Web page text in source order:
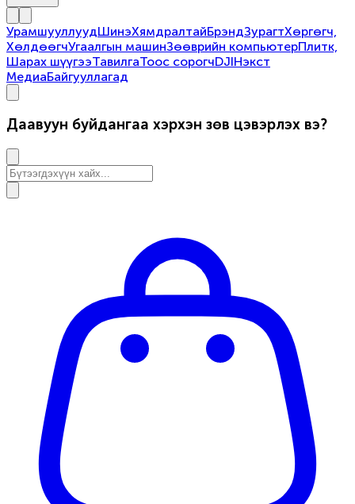
УрамшууллуудШинэХямдралтайБрэндЗурагтХөргөгч,
ХөлдөөгчУгаалгын машинЗөөврийн компьютерПлитк,
Шарах шүүгээТавилгаТоос сорогчDJIНэкст
МедиаБайгууллагад
Даавуун буйдангаа хэрхэн зөв цэвэрлэх вэ?